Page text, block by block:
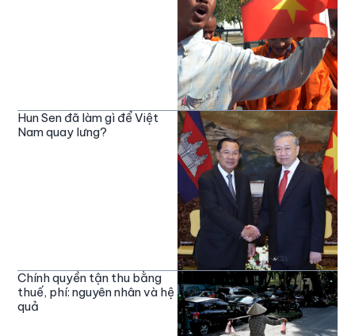
Hun Sen đã làm gì để Việt
Nam quay lưng?
Chính quyền tận thu bằng
thuế, phí: nguyên nhân và hệ
quả